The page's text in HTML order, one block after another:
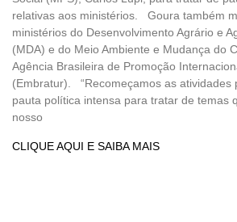
relativas aos ministérios. Goura também
ministérios do Desenvolvimento Agrário e
(MDA) e do Meio Ambiente e Mudança do
Agência Brasileira de Promoção
(Embratur). “Recomeçamos as atividades
pauta política intensa para tratar de temas
nosso
CLIQUE AQUI E SAIBA MAIS